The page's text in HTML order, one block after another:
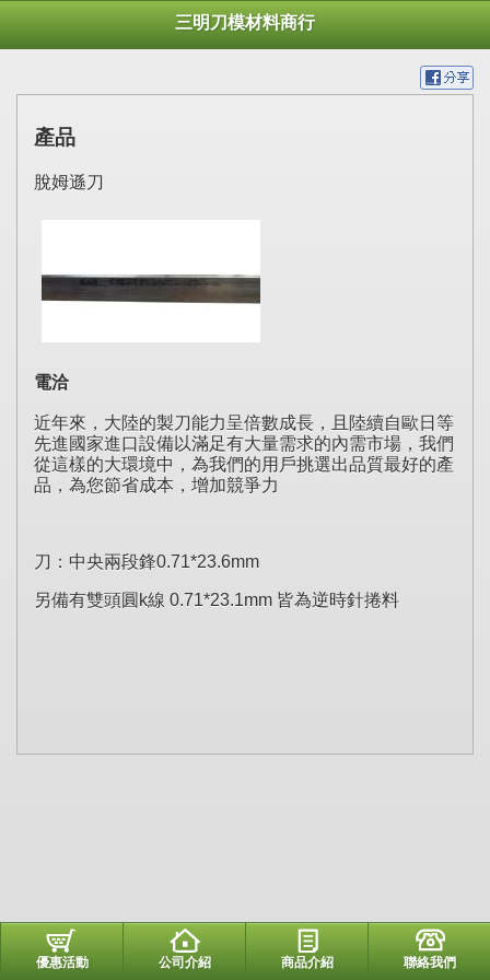
三明刀模材料商行
產品
脫姆遜刀
電洽
近年來，大陸的製刀能力呈倍數成長，且陸續自歐日等
先進國家進口設備以滿足有大量需求的內需市場，我們
從這樣的大環境中，為我們的用戶挑選出品質最好的產
品，為您節省成本，增加競爭力
刀：中央兩段鋒0.71*23.6mm
另備有雙頭圓k線 0.71*23.1mm 皆為逆時針捲料
優惠活動 公司介紹 商品介紹 聯絡我們